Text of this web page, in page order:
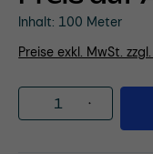
Inhalt: 100 Meter
Preise exkl. MwSt.
Produkt